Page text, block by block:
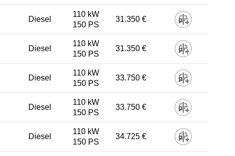
Diesel
110 kW
150 PS
31.350 €
Diesel
110 kW
150 PS
31.350 €
Diesel
110 kW
150 PS
33.750 €
Diesel
110 kW
150 PS
33.750 €
Diesel
110 kW
150 PS
34.725 €